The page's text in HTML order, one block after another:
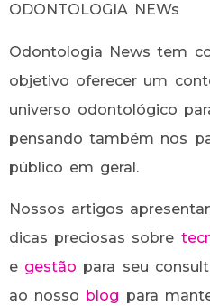
ODONTOLOGIA NEWs
Odontologia News tem
objetivo oferecer um
universo odontológico
pensando também nos
público em geral.
Nossos artigos
dicas preciosas sobre
e gestão para seu
ao nosso blog para